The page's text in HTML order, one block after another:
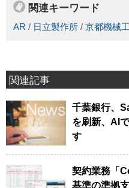
関連キーワード
AR / 日立製作所 / 京都機械
関連記事
千葉銀行、
を刷新、AI
す
契約業務「
基準の準拠